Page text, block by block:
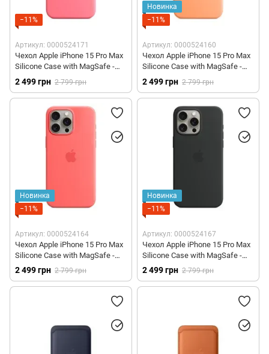
−11%
Артикул: 0000524171
Чехол Apple iPhone 15 Pro Max
Silicone Case with MagSafe -
Pink (MWNN3)
2 499 грн 2 799 грн
Новинка
−11%
Артикул: 0000524160
Чехол Apple iPhone 15 Pro Max
Silicone Case with MagSafe -
Orange Sorbet (MT1W3)
2 499 грн 2 799 грн
Новинка
−11%
Артикул: 0000524164
Чехол Apple iPhone 15 Pro Max
Silicone Case with MagSafe -
Guava (MT1V3)
2 499 грн 2 799 грн
Новинка
−11%
Артикул: 0000524167
Чехол Apple iPhone 15 Pro Max
Silicone Case with MagSafe -
Black (MT1M3)
2 499 грн 2 799 грн